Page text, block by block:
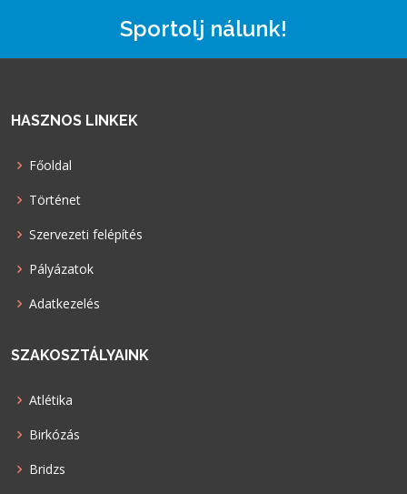
Sportolj nálunk!
HASZNOS LINKEK
Főoldal
Történet
Szervezeti felépítés
Pályázatok
Adatkezelés
SZAKOSZTÁLYAINK
Atlétika
Birkózás
Bridzs